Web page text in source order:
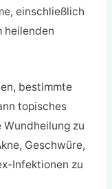
einschließlich
heilenden
bestimmte
topisches
zu
Geschwüre,
Infektionen zu